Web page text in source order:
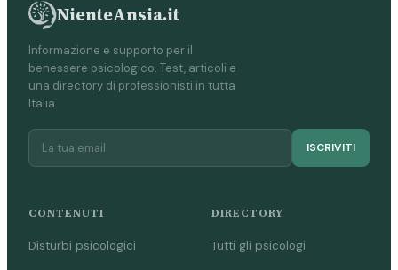
NienteAnsia.it
Informazione e supporto per il
benessere psicologico. Test, articoli e
una directory di professionisti in tutta
Italia.
ISCRIVITI
CONTENUTI
Disturbi psicologici
DIRECTORY
Tutti gli psicologi